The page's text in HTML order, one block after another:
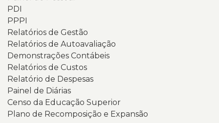
a
documentos,
relatórios,
indicadores
e
informações
institucionais
relacionadas
à
transparência
PDI
PPPI
Relatórios de Gestão
Relatórios de Autoavaliação
Demonstrações Contábeis
Relatórios de Custos
Relatório de Despesas
Painel de Diárias
Censo da Educação Superior
Plano de Recomposição e Expansão